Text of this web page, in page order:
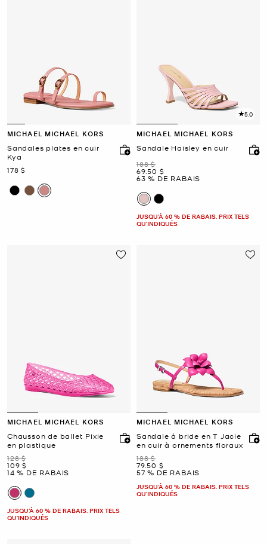
MICHAEL MICHAEL KORS
Sandales plates en cuir
Kya
maintenant
178 $
5.0
MICHAEL MICHAEL KORS
Sandale Haisley en cuir
était
188 $
maintenant
69.50 $
63 % DE RABAIS
JUSQU’À 60 % DE RABAIS. PRIX TELS
QU'INDIQUÉS
MICHAEL MICHAEL KORS
Chausson de ballet Pixie
en plastique
était
128 $
maintenant
109 $
14 % DE RABAIS
JUSQU’À 60 % DE RABAIS. PRIX TELS
QU'INDIQUÉS
MICHAEL MICHAEL KORS
Sandale à bride en T Jacie
en cuir à ornements floraux
était
188 $
maintenant
79.50 $
57 % DE RABAIS
JUSQU’À 60 % DE RABAIS. PRIX TELS
QU'INDIQUÉS